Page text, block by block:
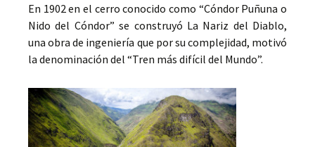
En 1902 en el cerro conocido como “Cóndor Puñuna o
Nido del Cóndor” se construyó La Nariz del Diablo,
una obra de ingeniería que por su complejidad, motivó
la denominación del “Tren más difícil del Mundo”.